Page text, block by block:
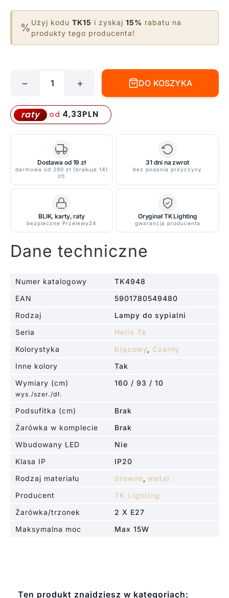
% Użyj kodu TK15 i zyskaj 15% rabatu na
produkty tego producenta!
lampa
wisząca
Helix
drewna
− + DO KOSZYKA
raty od 4,33PLN
Dostawa od 19 zł
darmowa od 290 zł (brakuje 141
zł)
31 dni na zwrot
bez podania przyczyny
BLIK, karty, raty
bezpieczne Przelewy24
Oryginał TK Lighting
gwarancja producenta
Dane techniczne
Numer katalogowy
TK4948
EAN
5901780549480
Rodzaj
Lampy do sypialni
Seria
Helix Tk
Kolorystyka
brązowy, Czarny
Inne kolory
Tak
Wymiary (cm)
wys./szer./dł.
160 / 93 / 10
Podsufitka (cm)
Brak
Żarówka w komplecie
Brak
Wbudowany LED
Nie
Klasa IP
IP20
Rodzaj materiału
drewno, metal
Producent
TK Lighting
Żarówka/trzonek
2 X E27
Maksymalna moc
Max 15W
Ten produkt znajdziesz w kategoriach: